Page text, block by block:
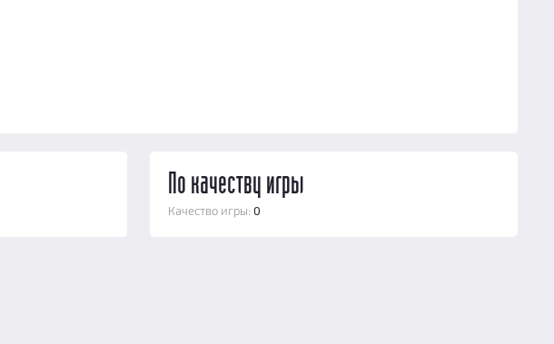
По качеству игры
Качество игры:0